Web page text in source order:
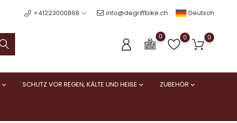
+41223000868 info@degriffbike.ch Deutsch
0 0 0
 SCHUTZ VOR REGEN, KÄLTE UND HEIßE  ZUBEHÖR 